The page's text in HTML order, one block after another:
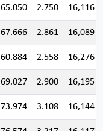
65.050 2.750 16,116
67.666 2.861 16,089
60.884 2.558 16,276
69.027 2.900 16,195
73.974 3.108 16,144